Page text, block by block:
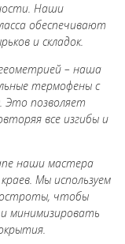
Наши
обеспечивают
и складок.
– наша
термофены с
Это позволяет
все изгибы и
наши мастера
Мы используем
остроты, чтобы
минимизировать